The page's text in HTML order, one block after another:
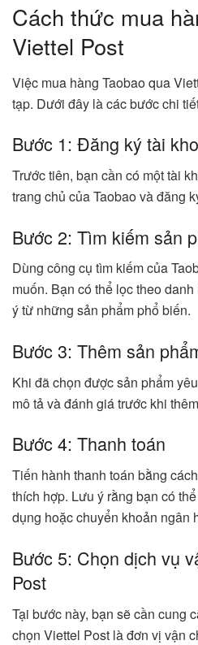
Cách thức mua
Viettel Post
Việc mua hàng Taobao qua
tạp. Dưới đây là các bước chi
Bước 1: Đăng ký tài
Trước tiên, bạn cần có một tài
trang chủ của Taobao và đăng
Bước 2: Tìm kiếm sản
Dùng công cụ tìm kiếm của
muốn. Bạn có thể lọc theo
ý từ những sản phẩm phổ biến.
Bước 3: Thêm sản
Khi đã chọn được sản phẩm
mô tả và đánh giá trước khi
Bước 4: Thanh toán
Tiến hành thanh toán bằng
thích hợp. Lưu ý rằng bạn có
dụng hoặc chuyển khoản ngân
Bước 5: Chọn dịch vụ
Post
Tại bước này, bạn sẽ cần cung
chọn Viettel Post là đơn vị vận